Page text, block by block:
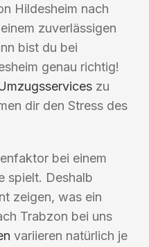
Hildesheim nach
zuverlässigen
bist du bei
genau richtig!
zu
dir den Stress des
bei einem
spielt. Deshalb
zeigen, was ein
Trabzon bei uns
variieren natürlich je